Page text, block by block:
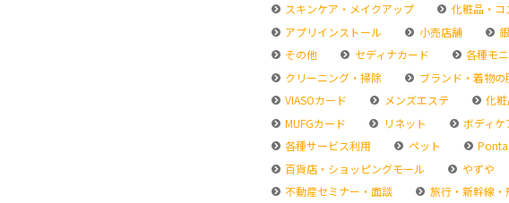
スキンケア・メイクアップ
化粧品・コ
アプリインストール
小売店舗
その他
セディナカード 各種モ
クリーニング・掃除
ブランド・着物の
VIASOカード
メンズエステ 化
MUFGカード
リネット ボディケ
各種サービス利用
ペット
百貨店・ショッピングモール
やずや
不動産セミナー・面談
旅行・新幹線・